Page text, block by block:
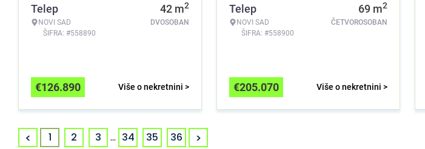
Telep
NOVI SAD
ŠIFRA: #558890
42 m2
DVOSOBAN
Više o nekretnini >
€126.890
Telep
NOVI SAD
ŠIFRA: #558900
69 m2
ČETVOROSOBAN
Više o nekretnini >
€205.070
< 1 2 3 ... 34 35 36 >